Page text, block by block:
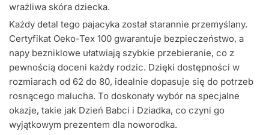
wrażliwa skóra dziecka.
Każdy detal tego pajacyka został starannie przemyślany.
Certyfikat Oeko-Tex 100 gwarantuje bezpieczeństwo, a
napy bezniklowe ułatwiają szybkie przebieranie, co z
pewnością doceni każdy rodzic. Dzięki dostępności w
rozmiarach od 62 do 80, idealnie dopasuje się do potrzeb
rosnącego malucha. To doskonały wybór na specjalne
okazje, takie jak Dzień Babci i Dziadka, co czyni go
wyjątkowym prezentem dla noworodka.